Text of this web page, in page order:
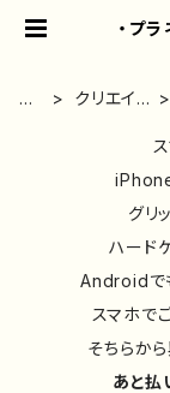
・プ
ー/グ
ホ
クリエイタ
グリ
ハード
Androidで
スマホで
そちらか
あと払